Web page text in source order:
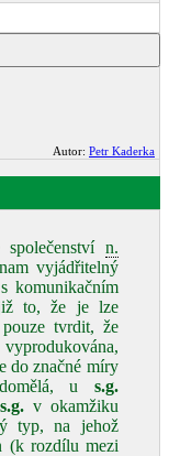
Autor: Petr Kaderka
n.
vyjádřitelný
komunikačním
to, že je lze
tvrdit, že
do značné míry
u s.g.
s.g. v okamžiku
typ, na jehož
(k rozdílu mezi